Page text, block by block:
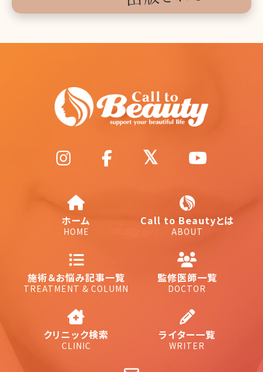
ホーム
HOME
Call to Beautyとは
ABOUT
施術＆お悩み記事一覧
TREATMENT & COLUMN
監修医師一覧
DOCTOR
クリニック検索
CLINIC
ライター一覧
WRITER